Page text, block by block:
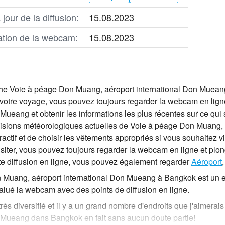
de la diffusion:
15.08.2023
de la webcam:
15.08.2023
Voie à péage Don Muang, aéroport international Don
voyage, vous pouvez toujours regarder la webcam en
et obtenir les informations les plus récentes sur ce
météorologiques actuelles de Voie à péage Don
et de choisir les vêtements appropriés si vous souhaitez
vous pouvez toujours regarder la webcam en ligne et
diffusion en ligne, vous pouvez également regarderAéroport
aéroport international Don Mueang à Bangkok est un
la webcam avec des points de diffusion en ligne.
diversifié et il y a un grand nombre d'endroits que
dans Bangkok en fait sans aucun doute partie!